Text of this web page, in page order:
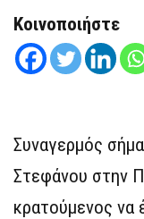
Κοινοποιήστε
Συναγερμός
Στεφάνου στην
κρατούμενος να